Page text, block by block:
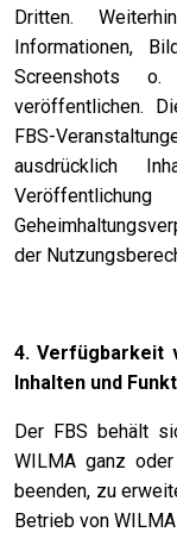
Dritten.
Informationen,
Screenshots
veröffentlichen.
FBS-
ausdrücklich
der
4. Verfügbarkeit
Inhalten und
Der FBS behält
WILMA ganz
beenden, zu
Betrieb von